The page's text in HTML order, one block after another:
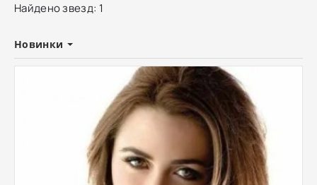
Найдено звезд: 1
Новинки